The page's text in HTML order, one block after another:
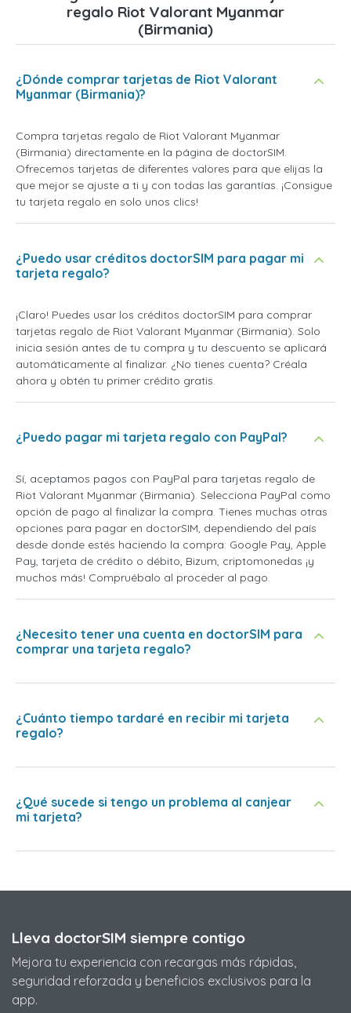
regalo Riot Valorant Myanmar
(Birmania)
¿Dónde comprar tarjetas de Riot Valorant
Myanmar (Birmania)?
Compra tarjetas regalo de Riot Valorant Myanmar
(Birmania) directamente en la página de doctorSIM.
Ofrecemos tarjetas de diferentes valores para que elijas la
que mejor se ajuste a ti y con todas las garantías. ¡Consigue
tu tarjeta regalo en solo unos clics!
¿Puedo usar créditos doctorSIM para pagar mi
tarjeta regalo?
¡Claro! Puedes usar los créditos doctorSIM para comprar
tarjetas regalo de Riot Valorant Myanmar (Birmania). Solo
inicia sesión antes de tu compra y tu descuento se aplicará
automáticamente al finalizar. ¿No tienes cuenta? Créala
ahora y obtén tu primer crédito gratis.
¿Puedo pagar mi tarjeta regalo con PayPal?
Sí, aceptamos pagos con PayPal para tarjetas regalo de
Riot Valorant Myanmar (Birmania). Selecciona PayPal como
opción de pago al finalizar la compra. Tienes muchas otras
opciones para pagar en doctorSIM, dependiendo del país
desde donde estés haciendo la compra: Google Pay, Apple
Pay, tarjeta de crédito o débito, Bizum, criptomonedas ¡y
muchos más! Compruébalo al proceder al pago.
¿Necesito tener una cuenta en doctorSIM para
comprar una tarjeta regalo?
¿Cuánto tiempo tardaré en recibir mi tarjeta
regalo?
¿Qué sucede si tengo un problema al canjear
mi tarjeta?
Lleva doctorSIM siempre contigo
Mejora tu experiencia con recargas más rápidas,
seguridad reforzada y beneficios exclusivos para la
app.